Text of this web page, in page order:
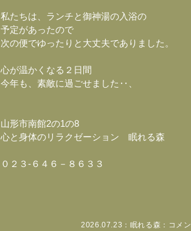
私たちは、ランチと御神湯の入浴の
予定があったので
次の便でゆったりと大丈夫でありました。
心が温かくなる２日間
今年も、素敵に過ごせました‥、
山形市南館2の1の8
心と身体のリラクゼーション 眠れる森
０２３‐６４６－８６３３
2026.07.23： 眠れる森 ： コメ